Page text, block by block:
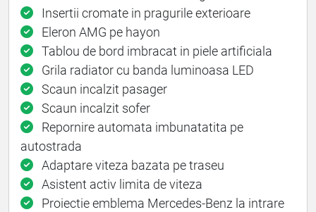
Insertii cromate in pragurile exterioare
Eleron AMG pe hayon
Tablou de bord imbracat in piele artificiala
Grila radiator cu banda luminoasa LED
Scaun incalzit pasager
Scaun incalzit sofer
Repornire automata imbunatatita pe
autostrada
Adaptare viteza bazata pe traseu
Asistent activ limita de viteza
Proiectie emblema Mercedes-Benz la intrare